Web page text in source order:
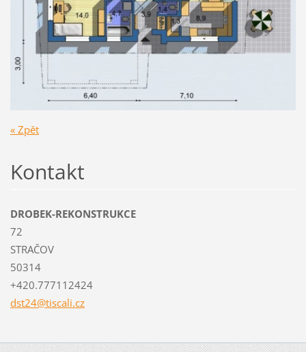
« Zpět
Kontakt
DROBEK-REKONSTRUKCE
72
STRAČOV
50314
+420.777112424
dst24@tiscali.cz